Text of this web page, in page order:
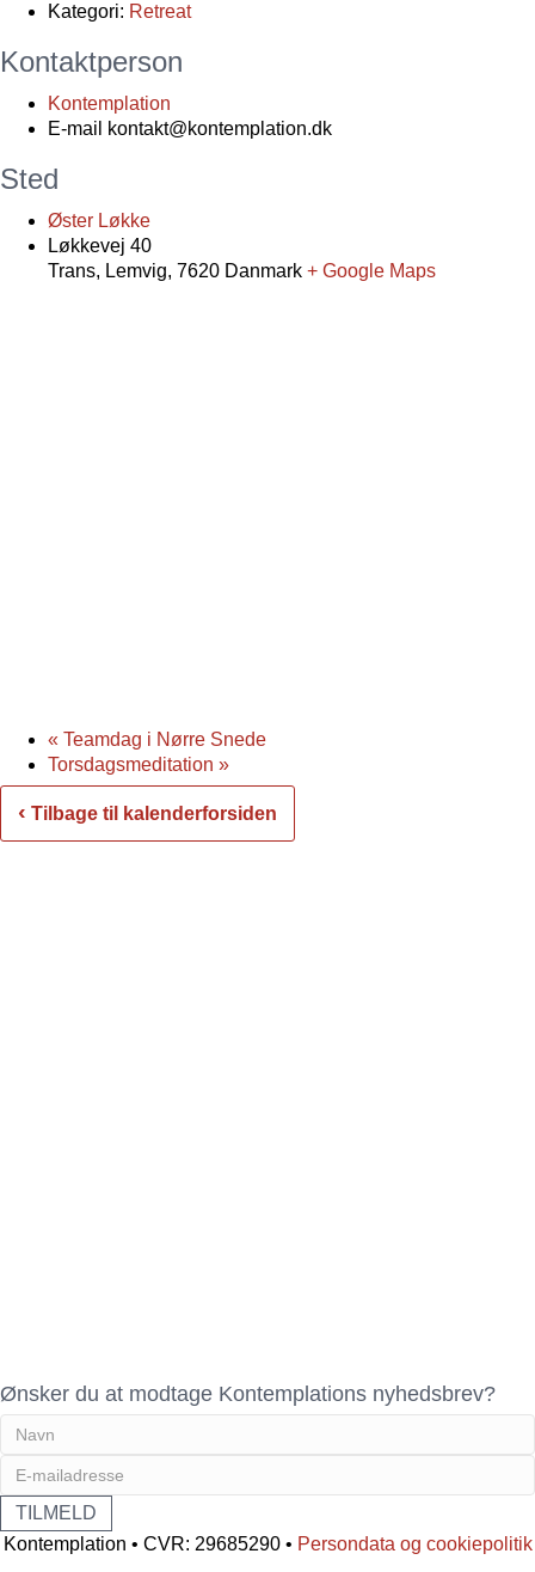
Kategori: Retreat
Kontaktperson
Kontemplation
E-mail
kontakt@kontemplation.dk
Sted
Øster Løkke
Løkkevej 40
Trans, Lemvig, 7620 Danmark + Google Maps
« Teamdag i Nørre Snede
Torsdagsmeditation »
‹ Tilbage til kalenderforsiden
Ønsker du at modtage Kontemplations nyhedsbrev?
Kontemplation • CVR: 29685290 • Persondata og cookiepolitik